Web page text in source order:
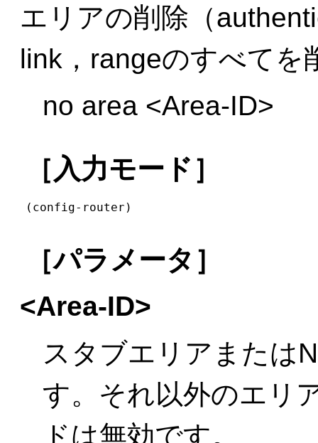
エリアの削除（
link，rangeのすべてを
no area <Area-ID>
［入力モード］
(config-router)
［パラメータ］
<Area-ID>
スタブエリアまたは
す。それ以外のエリ
ドは無効です。